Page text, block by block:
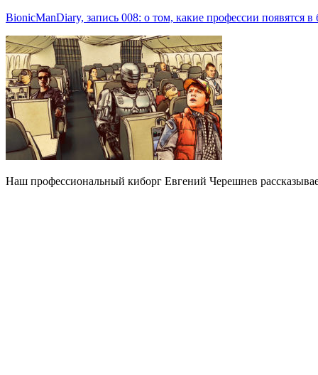
BionicManDiary, запись 008: о том, какие профессии появятся в
Наш профессиональный киборг Евгений Черешнев